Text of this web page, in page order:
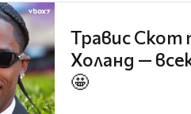
Травис Скот
Холанд —
🤩